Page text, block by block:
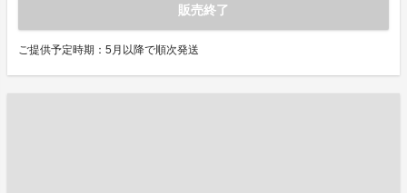
販売終了
ご提供予定時期：5月以降で順次発送